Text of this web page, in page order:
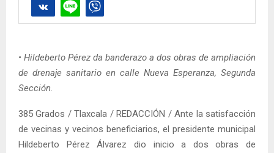
• Hildeberto Pérez da banderazo a dos obras de ampliación
de drenaje sanitario en calle Nueva Esperanza, Segunda
Sección.
385 Grados / Tlaxcala / REDACCIÓN / Ante la satisfacción
de vecinas y vecinos beneficiarios, el presidente municipal
Hildeberto Pérez Álvarez dio inicio a dos obras de